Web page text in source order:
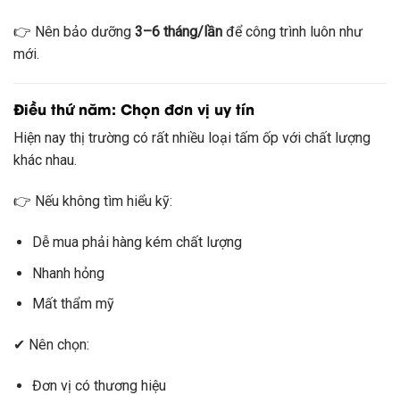
👉 Nên bảo dưỡng 3–6 tháng/lần để công trình luôn như
mới.
Điều thứ năm: Chọn đơn vị uy tín
Hiện nay thị trường có rất nhiều loại tấm ốp với chất lượng
khác nhau.
👉 Nếu không tìm hiểu kỹ:
Dễ mua phải hàng kém chất lượng
Nhanh hỏng
Mất thẩm mỹ
✔ Nên chọn:
Đơn vị có thương hiệu